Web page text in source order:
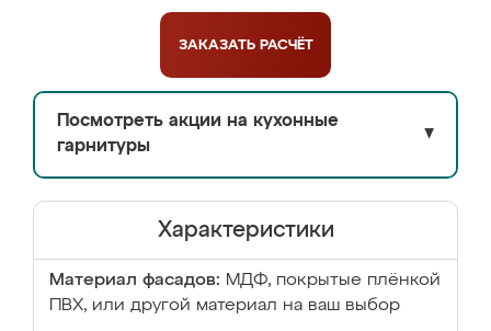
ЗАКАЗАТЬ РАСЧЁТ
Посмотреть акции на кухонные
гарнитуры
▼
Характеристики
Материал фасадов: МДФ, покрытые плёнкой
ПВХ, или другой материал на ваш выбор